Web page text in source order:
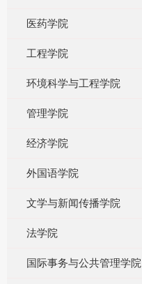
医药学院
工程学院
环境科学与工程学院
管理学院
经济学院
外国语学院
文学与新闻传播学院
法学院
国际事务与公共管理学院